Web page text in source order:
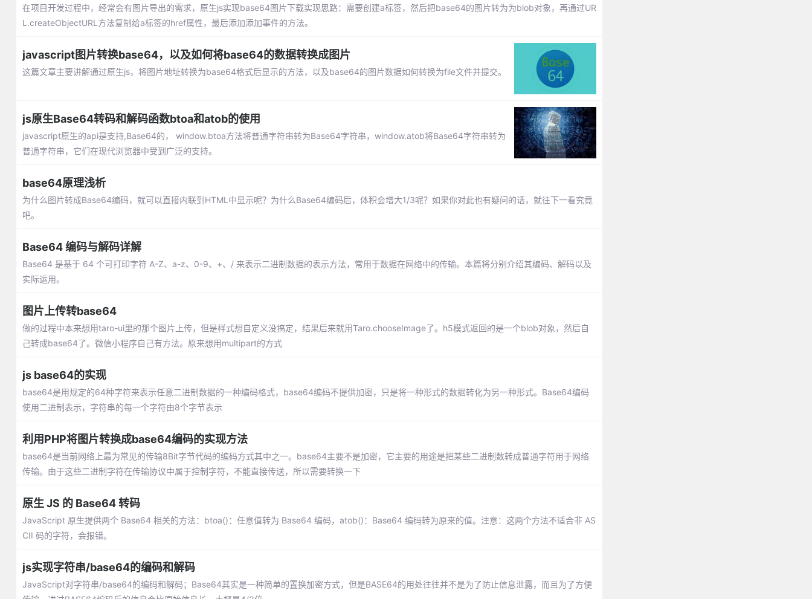
在项目开发过程中，经常会有图片导出的需求，原生js实现base64图片下载实现思路：需要创建a标签，然后把base64的图片转为为blob对象，再通过UR
L.createObjectURL方法复制给a标签的href属性，最后添加添加事件的方法。
javascript图片转换base64，以及如何将base64的数据转换成图片
这篇文章主要讲解通过原生js，将图片地址转换为base64格式后显示的方法，以及base64的图片数据如何转换为file文件并提交。
js原生Base64转码和解码函数btoa和atob的使用
javascript原生的api是支持,Base64的， window.btoa方法将普通字符串转为Base64字符串，window.atob将Base64字符串转为
普通字符串，它们在现代浏览器中受到广泛的支持。
base64原理浅析
为什么图片转成Base64编码，就可以直接内联到HTML中显示呢？为什么Base64编码后，体积会增大1/3呢？如果你对此也有疑问的话，就往下一看究竟
吧。
Base64 编码与解码详解
Base64 是基于 64 个可打印字符 A-Z、a-z、0-9、+、/ 来表示二进制数据的表示方法，常用于数据在网络中的传输。本篇将分别介绍其编码、解码以及
实际运用。
图片上传转base64
做的过程中本来想用taro-ui里的那个图片上传，但是样式想自定义没搞定，结果后来就用Taro.chooseImage了。h5模式返回的是一个blob对象，然后自
己转成base64了。微信小程序自己有方法。原来想用multipart的方式
js base64的实现
base64是用规定的64种字符来表示任意二进制数据的一种编码格式，base64编码不提供加密，只是将一种形式的数据转化为另一种形式。Base64编码
使用二进制表示，字符串的每一个字符由8个字节表示
利用PHP将图片转换成base64编码的实现方法
base64是当前网络上最为常见的传输8Bit字节代码的编码方式其中之一。base64主要不是加密，它主要的用途是把某些二进制数转成普通字符用于网络
传输。由于这些二进制字符在传输协议中属于控制字符，不能直接传送，所以需要转换一下
原生 JS 的 Base64 转码
JavaScript 原生提供两个 Base64 相关的方法：btoa()：任意值转为 Base64 编码，atob()：Base64 编码转为原来的值。注意：这两个方法不适合非 AS
CII 码的字符，会报错。
js实现字符串/base64的编码和解码
JavaScript对字符串/base64的编码和解码；Base64其实是一种简单的置换加密方式，但是BASE64的用处往往并不是为了防止信息泄露，而且为了方便